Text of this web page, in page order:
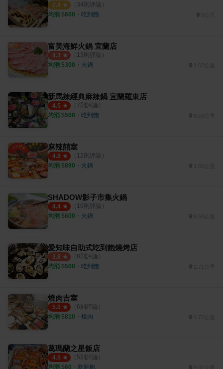
2.4 （ 34則評論）
均消 $600 ・ 吃到飽
富美海鮮火鍋 宜蘭店
4.3 （ 13則評論）
均消 $300 ・ 火鍋
新馬辣經典麻辣鍋 宜蘭羅東店
4.5 （ 7則評論）
均消 $500 ・ 吃到飽 8.53公里
麻辣囍室
4.9 （ 12則評論）
均消 $890 ・ 火鍋
SHADOW影子市集火鍋
4.4 （ 16則評論）
均消 $600 ・ 火鍋 6.54公里
愛知味自助式吃到飽燒烤店
3.8 （ 8則評論）
均消 $500 ・ 吃到飽
燒肉吉室
5.0 （ 6則評論）
均消 $810 ・ 燒肉
葛瑪蘭之星飯店
4.5 （ 5則評論）
均消 $60 ・ 吃到飽